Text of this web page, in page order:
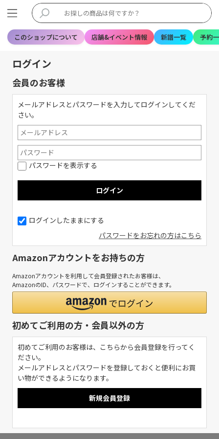
このショップについて 店舗&イベント情報 新譜一覧 予約
ログイン
会員のお客様
メールアドレスとパスワードを入力してログインしてくだ
さい。
パスワードを表示する
ログインしたままにする
パスワードをお忘れの方はこちら
Amazonアカウントをお持ちの方
Amazonアカウントを利用して会員登録されたお客様は、
AmazonのID、パスワードで、ログインすることができます。
初めてご利用の方・会員以外の方
初めてご利用のお客様は、こちらから会員登録を行ってく
ださい。
メールアドレスとパスワードを登録しておくと便利にお買
い物ができるようになります。